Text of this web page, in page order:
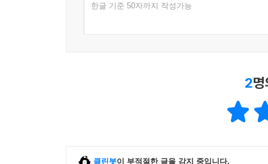
한글 기준 50자까지 작성가능
2
클린봇이 부적절한 글을 감지 중입니다.